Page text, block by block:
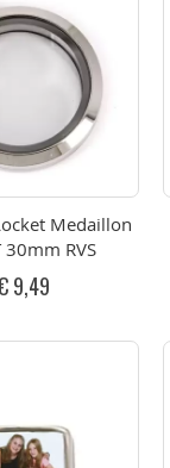
Medaillon
30mm RVS
9,49